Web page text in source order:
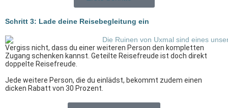
Schritt 3: Lade deine Reisebegleitung ein
Vergiss nicht, dass du einer weiteren Person den kompletten
Zugang schenken kannst. Geteilte Reisefreude ist doch direkt
doppelte Reisefreude.
Jede weitere Person, die du einlädst, bekommt zudem einen
dicken Rabatt von 30 Prozent.